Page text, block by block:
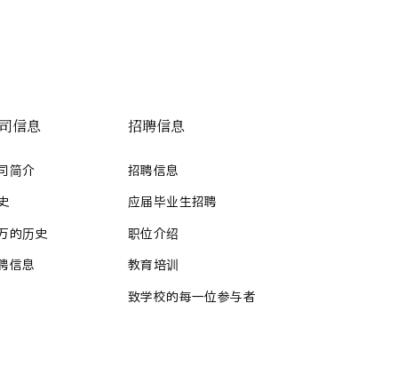
信息
简介
的历史
信息
招聘信息
招聘信息
应届毕业生招聘
职位介绍
教育培训
致学校的每一位参与者